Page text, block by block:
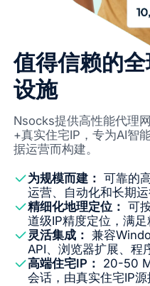
值得信赖的
设施
Nsocks提供高性能代理
+真实住宅IP，专为AI智
据运营而构建。
为规模而建： 可靠的
运营、自动化和长期运
精细化地理定位： 可
道级IP精度定位，满足
灵活集成： 兼容
API、浏览器扩展、程
高端住宅IP： 20-50
会话，由真实住宅IP源